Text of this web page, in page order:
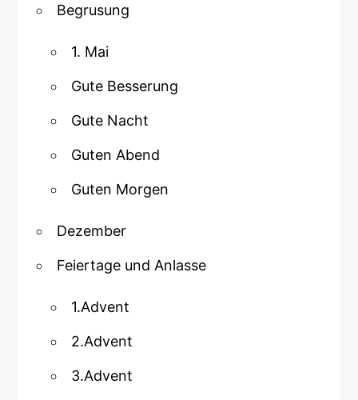
Begrusung
1. Mai
Gute Besserung
Gute Nacht
Guten Abend
Guten Morgen
Dezember
Feiertage und Anlasse
1.Advent
2.Advent
3.Advent